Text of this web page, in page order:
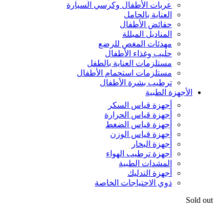
عربات الأطفال وكرسي السيارة
العناية بالحامل
حفائض الأطفال
المناديل المبللة
مهدئات المغص للرضع
حليب وغذاء الأطفال
مستلزمات العناية بالطفل
مستلزمات استحمام الأطفال
ترطيب بشرة الأطفال
الأجهزة الطبية
أجهزة قياس السكر
أجهزة قياس الحرارة
أجهزة قياس الضغط
أجهزة قياس الوزن
أجهزة البخار
أجهزة ترطيب الهواء
المشدات الطبية
أجهزة التدليك
ذوي الاحتياجات الخاصة
Sold out